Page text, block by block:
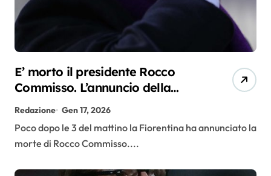
E’ morto il presidente Rocco
Commisso. L’annuncio della
famiglia attraverso il sito della
Fiorentina: “Ci mancherai
sempre”
Redazione Gen 17, 2026
Poco dopo le 3 del mattino la Fiorentina ha annunciato la
morte di Rocco Commisso....